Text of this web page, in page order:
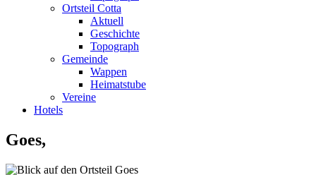
Ortsteil Cotta
Aktuell
Geschichte
Topograph
Gemeinde
Wappen
Heimatstube
Vereine
Hotels
Goes,